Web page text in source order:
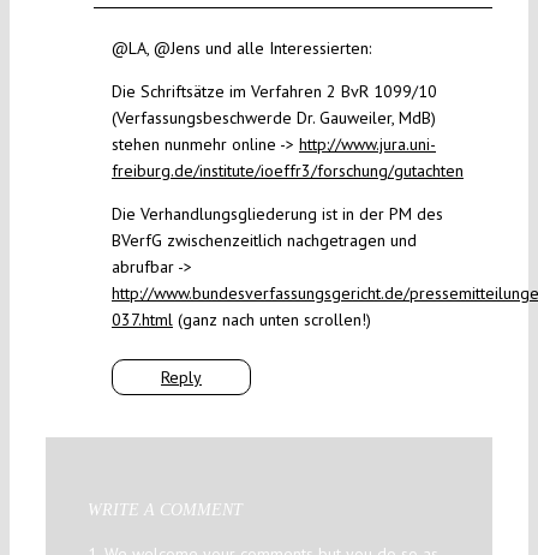
Reply
@LA, @Jens und alle Interessierten:
Die Schriftsätze im Verfahren 2 BvR 1099/10
(Verfassungsbeschwerde Dr. Gauweiler, MdB)
stehen nunmehr online -> http://www.jura.uni-
freiburg.de/institute/ioeffr3/forschung/gutachten
Die Verhandlungsgliederung ist in der PM des
BVerfG zwischenzeitlich nachgetragen und
abrufbar ->
http://www.bundesverfassungsgericht.de/
037.html(ganz nach unten scrollen!)
WRITE A COMMENT